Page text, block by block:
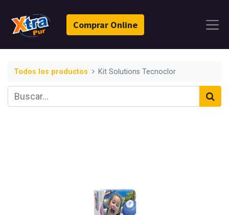
Comprar Online
Todos los productos Kit Solutions Tecnoclor